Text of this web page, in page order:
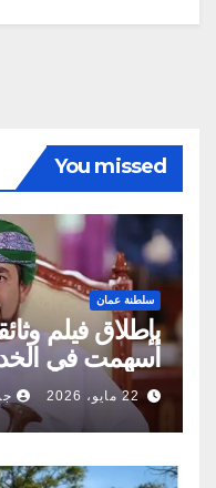
You missed
سلطنة عمان
بإطلاق فيلم
أسهمت في
22 مايو، 2026